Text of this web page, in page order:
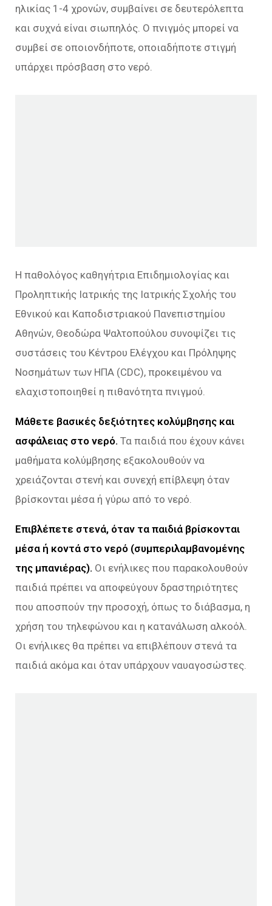
ηλικίας 1-4 χρονών, συμβαίνει σε δευτερόλεπτα
και συχνά είναι σιωπηλός. Ο πνιγμός μπορεί να
συμβεί σε οποιονδήποτε, οποιαδήποτε στιγμή
υπάρχει πρόσβαση στο νερό.
Η παθολόγος καθηγήτρια Επιδημιολογίας και
Προληπτικής Ιατρικής της Ιατρικής Σχολής του
Εθνικού και Καποδιστριακού Πανεπιστημίου
Αθηνών, Θεοδώρα Ψαλτοπούλου συνοψίζει τις
συστάσεις του Κέντρου Ελέγχου και Πρόληψης
Νοσημάτων των ΗΠΑ (CDC), προκειμένου να
ελαχιστοποιηθεί η πιθανότητα πνιγμού.
Μάθετε βασικές δεξιότητες κολύμβησης και
ασφάλειας στο νερό. Τα παιδιά που έχουν κάνει
μαθήματα κολύμβησης εξακολουθούν να
χρειάζονται στενή και συνεχή επίβλεψη όταν
βρίσκονται μέσα ή γύρω από το νερό.
Επιβλέπετε στενά, όταν τα παιδιά βρίσκονται
μέσα ή κοντά στο νερό (συμπεριλαμβανομένης
της μπανιέρας). Οι ενήλικες που παρακολουθούν
παιδιά πρέπει να αποφεύγουν δραστηριότητες
που αποσπούν την προσοχή, όπως το διάβασμα, η
χρήση του τηλεφώνου και η κατανάλωση αλκοόλ.
Οι ενήλικες θα πρέπει να επιβλέπουν στενά τα
παιδιά ακόμα και όταν υπάρχουν ναυαγοσώστες.